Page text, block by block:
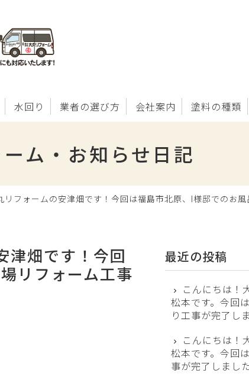
水回り 業者の選び方 会社案内 塗料の種類
ム・お知らせ日記
リフォームの安津畑です！今回は福島市北原、I様邸でのお
津畑です！今回
リフォーム工事
最近の投稿
こんにちは！
松本です。今回
り工事が完了し
こんにちは！
松本です。今回
事が完了しました